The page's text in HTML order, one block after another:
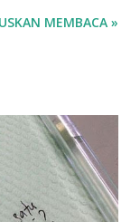
AKU ....adoiiii
barang
biasalah kan
sampai masuk
kami ni bahagi-
MEMBACA »